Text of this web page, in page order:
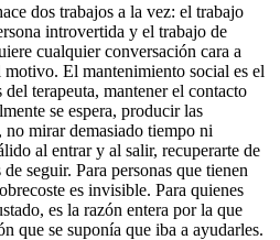
dos trabajos a la vez: el trabajo
introvertida y el trabajo de
cualquier conversación cara a
El mantenimiento social es el
del terapeuta, mantener el contacto
se espera, producir las
no mirar demasiado tiempo ni
al entrar y al salir, recuperarte de
seguir. Para personas que tienen
es invisible. Para quienes
es la razón entera por la que
que se suponía que iba a ayudarles.